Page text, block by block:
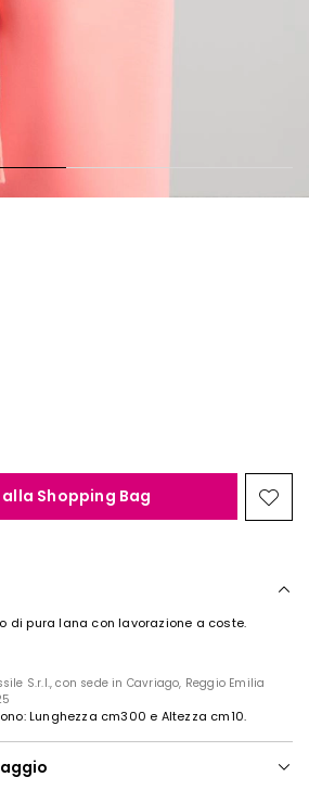
Shopping Bag
nella
di pura lana con lavorazione a coste.
S.r.l., con sede in Cavriago, Reggio Emilia
Lunghezza cm300 e Altezza cm10.
newsletter e scopri in anteprima
gli eventi e i progetti speciali.
indirizzo email*
Privacy Policy